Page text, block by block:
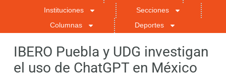
Instituciones
Secciones
Columnas
Deportes
IBERO Puebla y UDG investigan
el uso de ChatGPT en México